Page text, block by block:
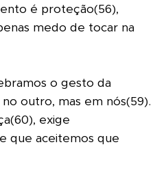
é proteção(56),
medo de tocar na
o gesto da
outro, mas em nós(59).
exige
que aceitemos que